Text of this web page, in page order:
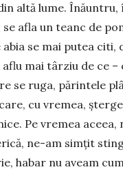
altă lume. Înăuntru,
afla un teanc de
abia se mai putea citi,
aflu mai târziu de ce
se ruga, pă­rintele
cu vremea,
Pe vremea aceea,
ne-am simțit
habar nu aveam